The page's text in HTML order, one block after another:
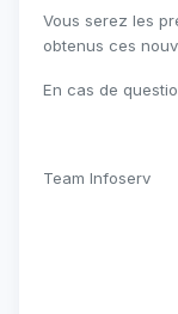
Vous serez les
obtenus ces
En cas de
Team Infoserv